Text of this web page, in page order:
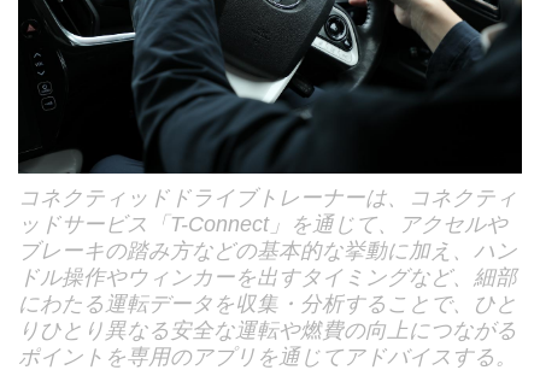
コネクティッドドライブトレーナーは、コネクティ
ッドサービス「T-Connect」を通じて、アクセルや
ブレーキの踏み方などの基本的な挙動に加え、ハン
ドル操作やウィンカーを出すタイミングなど、細部
にわたる運転データを収集・分析することで、ひと
りひとり異なる安全な運転や燃費の向上につながる
ポイントを専用のアプリを通じてアドバイスする。